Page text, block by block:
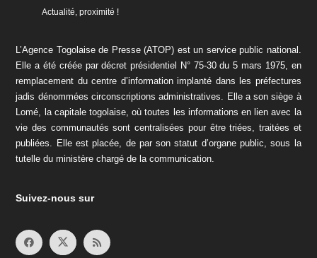
Actualité, proximité !
L’Agence Togolaise de Presse (ATOP) est un service public national.
Elle a été créée par décret présidentiel N° 75-30 du 5 mars 1975, en
remplacement du centre d’information implanté dans les préfectures
jadis dénommées circonscriptions administratives. Elle a son siège à
Lomé, la capitale togolaise, où toutes les informations en lien avec la
vie des communautés sont centralisées pour être triées, traitées et
publiées. Elle est placée, de par son statut d’organe public, sous la
tutelle du ministère chargé de la communication.
Suivez-nous sur